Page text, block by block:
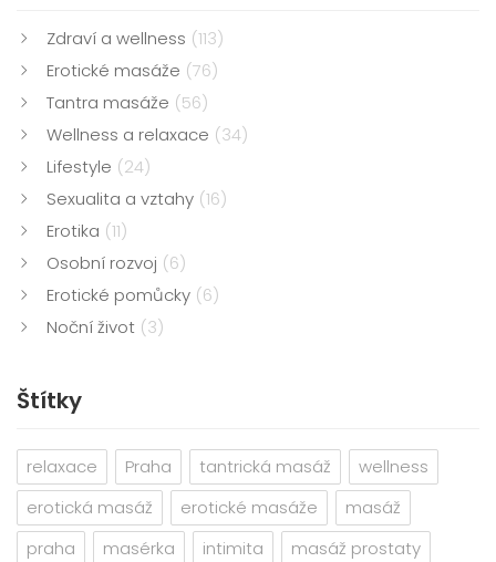
Zdraví a wellness (113)
Erotické masáže (76)
Tantra masáže (56)
Wellness a relaxace (34)
Lifestyle (24)
Sexualita a vztahy (16)
Erotika (11)
Osobní rozvoj (6)
Erotické pomůcky (6)
Noční život (3)
Štítky
relaxace Praha tantrická masáž
wellness
erotická masáž
erotické masáže
masáž
praha
masérka intimita
masáž prostaty